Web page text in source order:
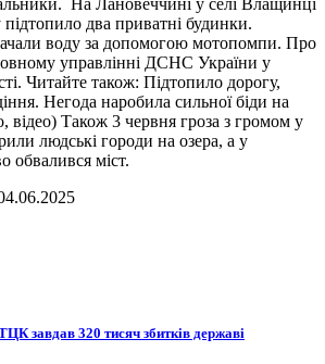
два приватні будинки.
воду за допомогою мотопомпи. Про
управлінні ДСНС України у
Читайте також: Підтопило дорогу,
Негода наробила сильної біди на
відео) Також 3 червня гроза з громом у
людські городи на озера, а у
обвалився міст.
завдав 320 тисяч збитків державі